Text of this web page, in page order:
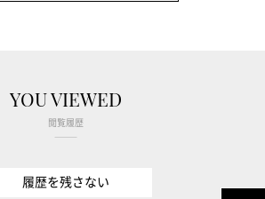
YOU VIEWED
閲覧履歴
履歴を残さない